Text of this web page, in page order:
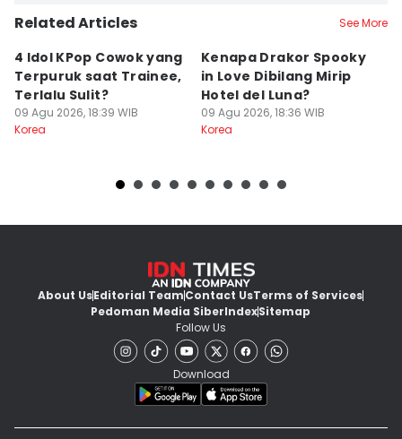
Related Articles See More
4 Idol KPop Cowok yang
Terpuruk saat Trainee,
Terlalu Sulit?
09 Agu 2026, 18:39 WIB
Korea
Kenapa Drakor Spooky
in Love Dibilang Mirip
Hotel del Luna?
09 Agu 2026, 18:36 WIB
Korea
About UsEditorial TeamContact UsTerms of Services
Pedoman Media SiberIndexSitemap
Follow Us
Download